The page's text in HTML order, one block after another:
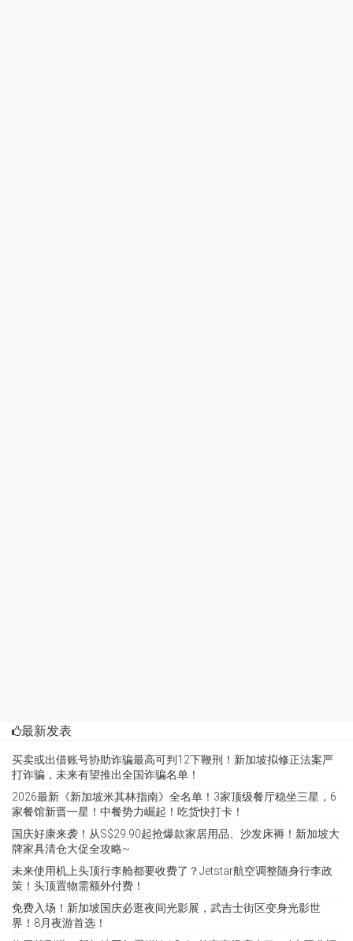
最新发表
买卖或出借账号协助诈骗最高可判12下鞭刑！新加坡拟修正法案严
打诈骗，未来有望推出全国诈骗名单！
2026最新《新加坡米其林指南》全名单！3家顶级餐厅稳坐三星，6
家餐馆新晋一星！中餐势力崛起！吃货快打卡！
国庆好康来袭！从S$29.90起抢爆款家居用品、沙发床褥！新加坡大
牌家具清仓大促全攻略~
未来使用机上头顶行李舱都要收费了？Jetstar航空调整随身行李政
策！头顶置物需额外付费！
免费入场！新加坡国庆必逛夜间光影展，武吉士街区变身光影世
界！8月夜游首选！